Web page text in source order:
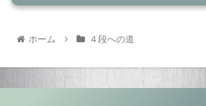
ホーム ４段への道